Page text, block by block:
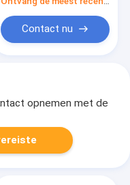
Contact nu
opnemen met de